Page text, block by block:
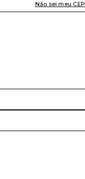
Não sei meu CEP